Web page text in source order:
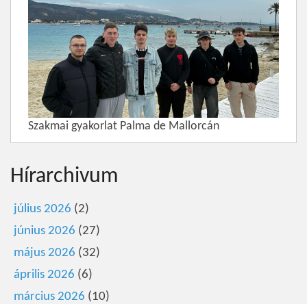
Szakmai gyakorlat Palma de Mallorcán
Hírarchivum
július 2026 (2)
június 2026 (27)
május 2026 (32)
április 2026 (6)
március 2026 (10)